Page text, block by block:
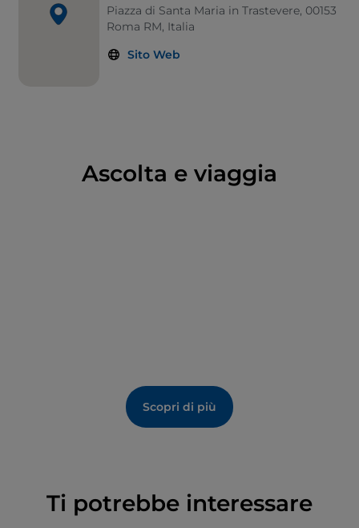
l’immagine de
"L'Assunta".
Piazza di Santa Maria in Trastevere, 00153
Roma RM, Italia
Sito Web
Ascolta e viaggia
Scopri di più
Ti potrebbe interessare